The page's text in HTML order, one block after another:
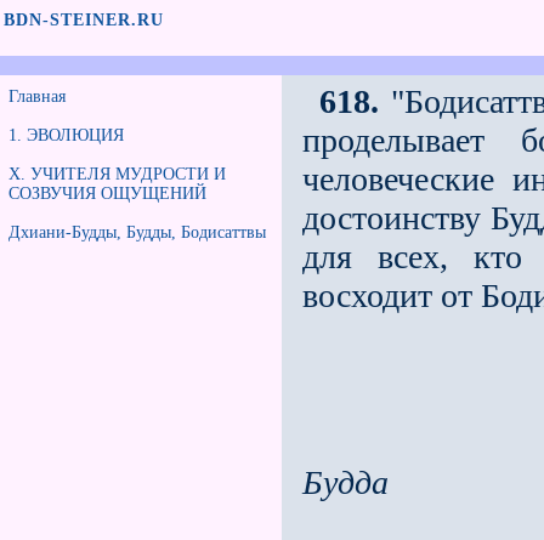
BDN-STEINER.RU
Главная
1. ЭВОЛЮЦИЯ
X. УЧИТЕЛЯ МУДРОСТИ И
СОЗВУЧИЯ ОЩУЩЕНИЙ
Дхиани-Будды, Будды, Бодисаттвы
618.
проделывает
человеческие
достоинству
для всех, кто
восходит от
Будда